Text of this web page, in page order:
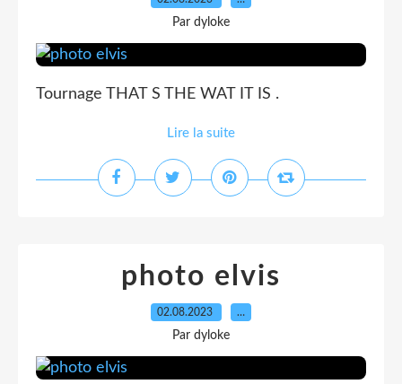
Par dyloke
Tournage THAT S THE WAT IT IS .
Lire la suite
photo elvis
02.08.2023 …
Par dyloke